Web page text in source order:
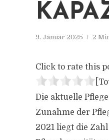
9. Januar 2025 2
Click to rate this
Die aktuelle
Zunahme der
2021 liegt die